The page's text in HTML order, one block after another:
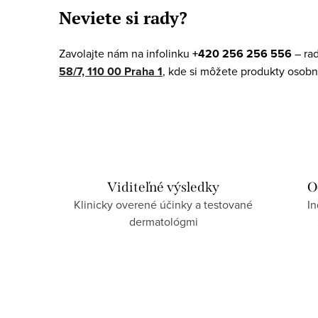
l
á
d
Neviete si rady?
Zavolajte nám na infolinku +420 256 256 556–
58/7, 110 00 Praha 1, kde si môžete produkty
Viditeľné výsledky
Klinicky overené účinky a testované
dermatológmi